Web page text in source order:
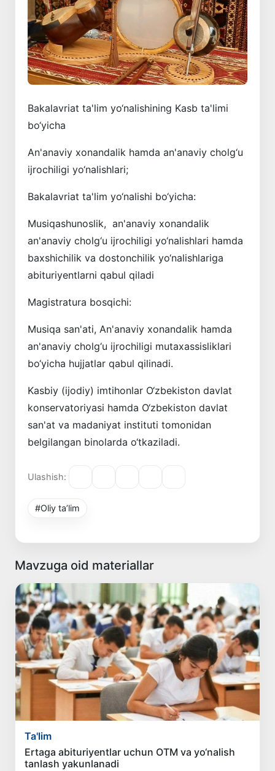
Bakalavriat ta'lim yo‘nalishining Kasb ta'limi
bo‘yicha
An'anaviy xonandalik hamda an'anaviy cholg‘u
ijrochiligi yo‘nalishlari;
Bakalavriat ta'lim yo‘nalishi bo‘yicha:
Musiqashunoslik, an'anaviy xonandalik
an'anaviy cholg‘u ijrochiligi yo‘nalishlari hamda
baxshichilik va dostonchilik yo‘nalishlariga
abituriyentlarni qabul qiladi
Magistratura bosqichi:
Musiqa san'ati, An'anaviy xonandalik hamda
an'anaviy cholg‘u ijrochiligi mutaxassisliklari
bo‘yicha hujjatlar qabul qilinadi.
Kasbiy (ijodiy) imtihonlar O‘zbekiston davlat
konservatoriyasi hamda O‘zbekiston davlat
san'at va madaniyat instituti tomonidan
belgilangan binolarda o‘tkaziladi.
Ulashish:
#Oliy ta’lim
Mavzuga oid materiallar
Ta'lim
Ertaga abituriyentlar uchun OTM va yo‘nalish
tanlash yakunlanadi